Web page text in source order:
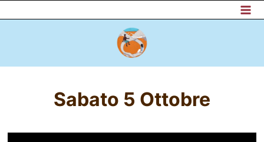
al
Sabato 5 Ottobre